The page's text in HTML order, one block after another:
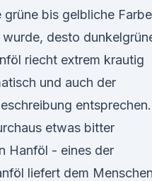
bis gelbliche
desto
riecht extrem krautig
und auch der
entsprechen.
etwas bitter
Hanföl - eines der
liefert dem Menschen